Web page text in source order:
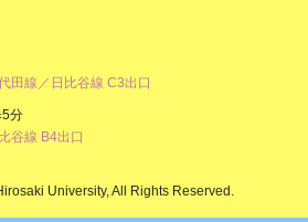
田線／日比谷線 C3出口
5分
谷線 B4出口
University, All Rights Reserved.